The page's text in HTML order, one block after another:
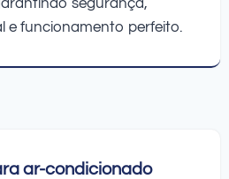
e funcionamento perfeito.
ar-condicionado